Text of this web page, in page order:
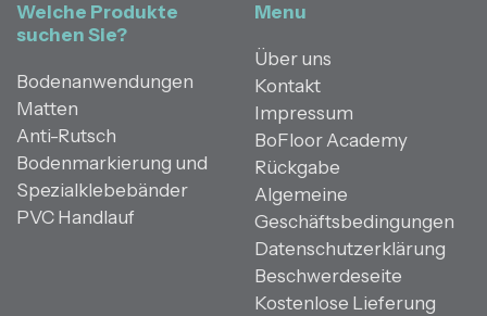
Welche Produkte
suchen Sie?
Bodenanwendungen
Matten
Anti-Rutsch
Bodenmarkierung und
Spezialklebebänder
PVC Handlauf
Menu
Über uns
Kontakt
Impressum
BoFloor Academy
Rückgabe
Algemeine
Geschäftsbedingungen
Datenschutzerklärung
Beschwerdeseite
Kostenlose Lieferung